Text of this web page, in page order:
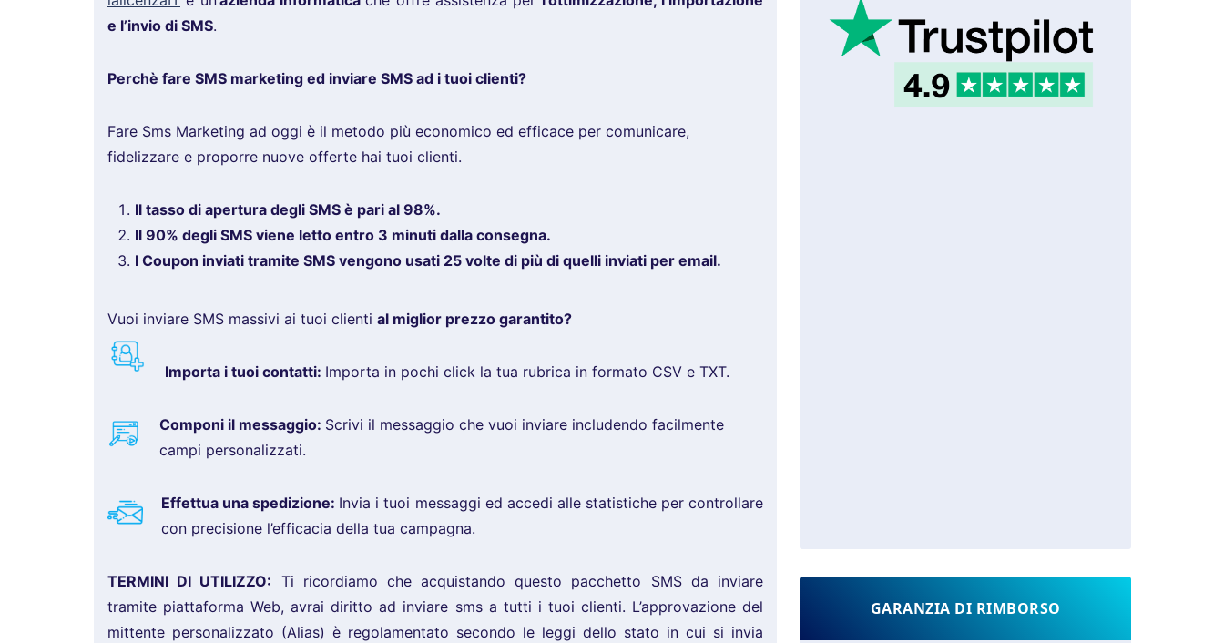
e l’invio di SMS.
Perchè fare SMS marketing ed inviare SMS ad i tuoi clienti?
Fare Sms Marketing ad oggi è il metodo più economico ed efficace per comunicare,
fidelizzare e proporre nuove offerte hai tuoi clienti.
Il tasso di apertura degli SMS è pari al 98%.
Il 90% degli SMS viene letto entro 3 minuti dalla consegna.
I Coupon inviati tramite SMS vengono usati 25 volte di più di quelli inviati per email.
Vuoi inviare SMS massivi ai tuoi clienti al miglior prezzo garantito?
Importa i tuoi contatti: Importa in pochi click la tua rubrica in formato CSV e TXT.
Componi il messaggio: Scrivi il messaggio che vuoi inviare includendo facilmente
campi personalizzati.
Effettua una spedizione: Invia i tuoi messaggi ed accedi alle statistiche per controllare
con precisione l’efficacia della tua campagna.
TERMINI DI UTILIZZO: Ti ricordiamo che acquistando questo pacchetto SMS da inviare
tramite piattaforma Web, avrai diritto ad inviare sms a tutti i tuoi clienti. L’approvazione del
mittente personalizzato (Alias) è regolamentato secondo le leggi dello stato in cui si invia
GARANZIA DI RIMBORSO